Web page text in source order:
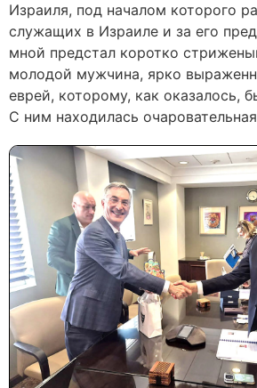
Израиля, под началом которого
служащих в Израиле и за его
мной предстал коротко
молодой мужчина, ярко
еврей, которому, как оказалось,
С ним находилась